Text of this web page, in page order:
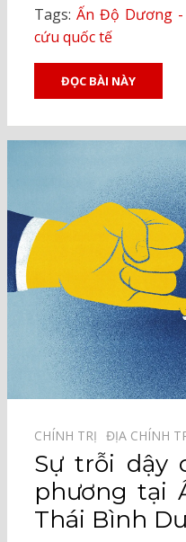
Tags: Ấn Độ Dương
cứu quốc tế
ĐỌC BÀI NÀY
CHÍNH TRỊ⠀ ĐỊA CHÍNH
Sự trỗi dậy
phương tại
Thái Bình